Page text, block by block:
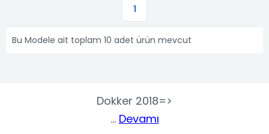
1
Bu Modele ait toplam 10 adet ürün mevcut
Dokker 2018=>
... Devamı